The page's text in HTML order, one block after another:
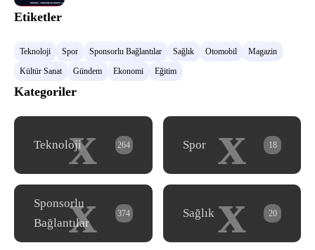
Etiketler
Teknoloji Spor Sponsorlu Bağlantılar Sağlık Otomobil
Magazin
Kültür Sanat
Gündem Ekonomi Eğitim
Kategoriler
x
Teknoloji 264 x
Spor 18
x
Sponsorlu
Bağlantılar
374 x
Sağlık 20